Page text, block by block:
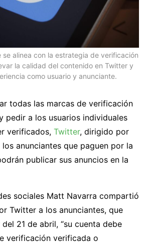
se alinea con la estrategia de verificación
la calidad del contenido en Twitter y
como usuario y anunciante.
todas las marcas de verificación
pedir a los usuarios individuales
verificados, Twitter, dirigido por
anunciantes que paguen por la
publicar sus anuncios en la
sociales Matt Navarra compartió
Twitter a los anunciantes, que
21 de abril, “su cuenta debe
verificación verificada o